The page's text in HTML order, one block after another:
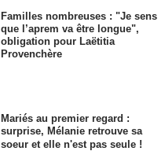
Familles nombreuses : "Je sens
que l’aprem va être longue",
obligation pour Laëtitia
Provenchère
Mariés au premier regard :
surprise, Mélanie retrouve sa
soeur et elle n'est pas seule !